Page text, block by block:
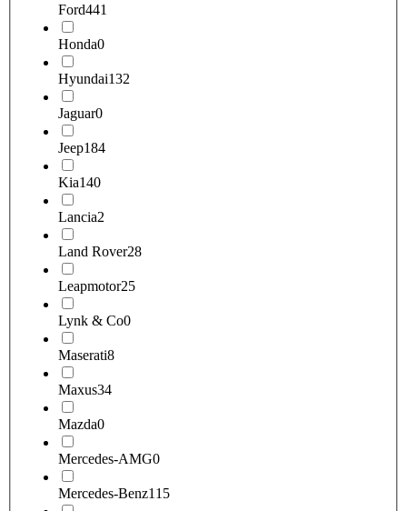
Ford441
Honda0
Hyundai132
Jaguar0
Jeep184
Kia140
Lancia2
Land Rover28
Leapmotor25
Lynk & Co0
Maserati8
Maxus34
Mazda0
Mercedes-AMG0
Mercedes-Benz115